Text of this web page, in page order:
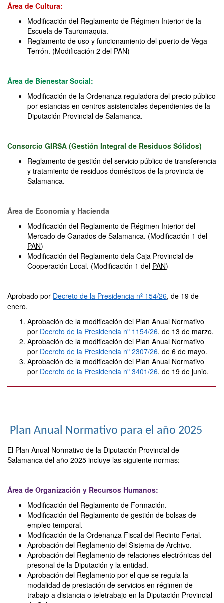
Área de Cultura:
Modificación del Reglamento de Régimen Interior de la
Escuela de Tauromaquia.
Reglamento de uso y funcionamiento del puerto de Vega
Terrón. (Modificación 2 del PAN)
Área de Bienestar Social:
Modificación de la Ordenanza reguladora del precio público
por estancias en centros asistenciales dependientes de la
Diputación Provincial de Salamanca.
Consorcio GIRSA (Gestión Integral de Residuos Sólidos)
Reglamento de gestión del servicio público de transferencia
y tratamiento de residuos domésticos de la provincia de
Salamanca.
Área de Economía y Hacienda
Modificación del Reglamento de Régimen Interior del
Mercado de Ganados de Salamanca. (Modificación 1 del
PAN)
Modificación del Reglamento dela Caja Provincial de
Cooperación Local. (Modificación 1 del PAN)
Aprobado por Decreto de la Presidencia nº 154/26, de 19 de
enero.
Aprobación de la modificación del Plan Anual Normativo
por Decreto de la Presidencia nº 1154/26, de 13 de marzo.
Aprobación de la modificación del Plan Anual Normativo
por Decreto de la Presidencia nº 2307/26, de 6 de mayo.
Aprobación de la modificación del Plan Anual Normativo
por Decreto de la Presidencia nº 3401/26, de 19 de junio.
Plan Anual Normativo para el año 2025
El Plan Anual Normativo de la Diputación Provincial de
Salamanca del año 2025 incluye las siguiente normas:
Área de Organización y Recursos Humanos:
Modificación del Reglamento de Formación.
Modificación del Reglamento de gestión de bolsas de
empleo temporal.
Modificación de la Ordenanza Fiscal del Recinto Ferial.
Aprobación del Reglamento del Sistema de Archivo.
Aprobación del Reglamento de relaciones electrónicas del
presonal de la Diputación y la entidad.
Aprobación del Reglamento por el que se regula la
modalidad de prestación de servicios en régimen de
trabajo a distancia o teletrabajo en la Diputación Provincial